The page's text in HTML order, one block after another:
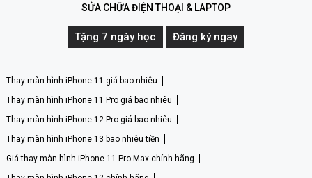
SỬA CHỮA ĐIỆN THOẠI & LAPTOP
Tặng 7 ngày học Đăng ký ngay
Thay màn hình iPhone 11 giá bao nhiêu
Thay màn hình iPhone 11 Pro giá bao nhiêu
Thay màn hình iPhone 12 Pro giá bao nhiêu
Thay màn hình iPhone 13 bao nhiêu tiền
Giá thay màn hình iPhone 11 Pro Max chính hãng